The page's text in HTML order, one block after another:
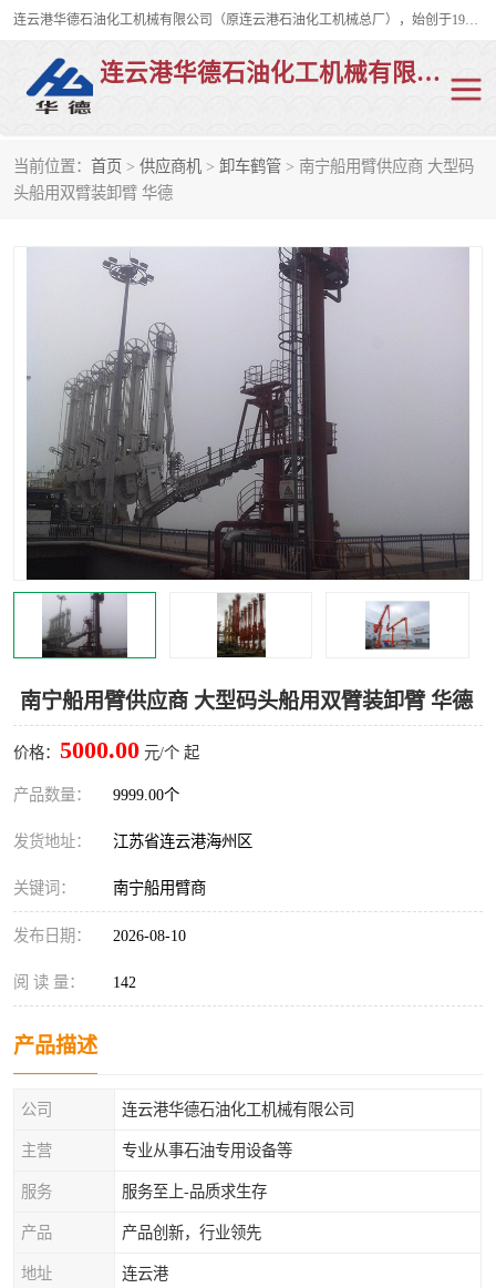
连云港华德石油化工机械有限公司（原连云港石油化工机械总厂），始创于1982年，是从事码头船用流体装卸臂、陆用流体装卸臂（鹤管）、活动梯、钢构平台、定量装车系统等全系列流体装卸设备的设计、制造、销售以及服务的专业供应商。
连云港华德石油化工机械有限公司
当前位置： 首页 > 供应商机 > 卸车鹤管 > 南宁船用臂供应商 大型码
头船用双臂装卸臂 华德
南宁船用臂供应商 大型码头船用双臂装卸臂 华德
价格： 5000.00 元/个 起
产品数量： 9999.00个
发货地址： 江苏省连云港海州区
关键词： 南宁船用臂商
发布日期： 2026-08-10
阅 读 量： 142
产品描述
公司 连云港华德石油化工机械有限公司
主营 专业从事石油专用设备等
服务 服务至上-品质求生存
产品 产品创新，行业领先
地址 连云港
陆用流体装卸臂
液氨鹤管 液氯鹤管
活动梯
平台栈桥 卸车鹤管
装车鹤管 输油臂
紧急脱离干式接头 火车鹤管
汽车鹤管 顶部鹤管
低温鹤管
浮动出油装置